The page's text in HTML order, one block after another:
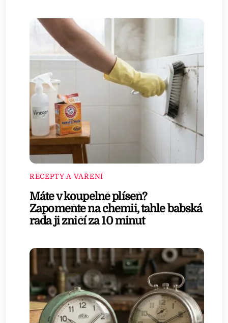
RECEPTY A VAŘENÍ
Máte v koupelně plíseň?
Zapomeňte na chemii, tahle babská
rada ji zničí za 10 minut